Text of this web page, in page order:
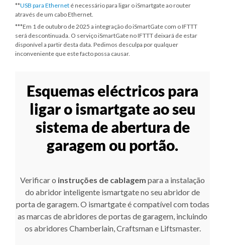
**USB para Ethernet é necessário para ligar o iSmartgate ao router
através de um cabo Ethernet.
***Em 1 de outubro de 2025 a integração do iSmartGate com o IFTTT
será descontinuada. O serviço iSmartGate no IFTTT deixará de estar
disponível a partir desta data. Pedimos desculpa por qualquer
inconveniente que este facto possa causar.
Esquemas eléctricos para
ligar o ismartgate ao seu
sistema de abertura de
garagem ou portão.
Verificar o instruções de cablagem para a instalação
do abridor inteligente ismartgate no seu abridor de
porta de garagem. O ismartgate é compatível com todas
as marcas de abridores de portas de garagem, incluindo
os abridores Chamberlain, Craftsman e Liftsmaster.